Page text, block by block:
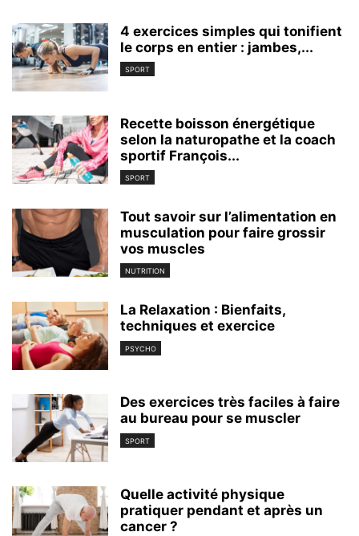
4 exercices simples qui tonifient
le corps en entier : jambes,...
SPORT
Recette boisson énergétique
selon la naturopathe et la coach
sportif François...
SPORT
Tout savoir sur l’alimentation en
musculation pour faire grossir
vos muscles
NUTRITION
La Relaxation : Bienfaits,
techniques et exercice
PSYCHO
Des exercices très faciles à faire
au bureau pour se muscler
SPORT
Quelle activité physique
pratiquer pendant et après un
cancer ?